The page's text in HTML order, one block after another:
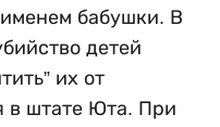
бабушки. В
детей
их от
в штате Юта. При